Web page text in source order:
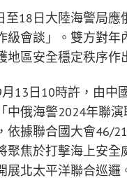
至18日大陸海警局
級會談」。雙方對
地區安全穩定秩序作
13日10時許，由中
中俄海警2024年聯
依據聯合國大會46/
聚焦於打擊海上安
展北太平洋聯合巡